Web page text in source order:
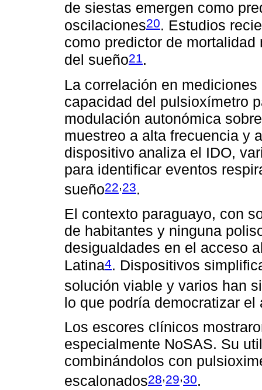
de siestas emergen como
oscilaciones20. Estudios
como predictor de
del sueño21 .
La correlación en
capacidad del pulsioxímetro
modulación autonómica
muestreo a alta frecuencia y
dispositivo analiza el IDO,
para identificar eventos
sueño22,23.
El contexto paraguayo, con
de habitantes y ninguna
desigualdades en el acceso
Latina4. Dispositivos
solución viable y varios han
lo que podría democratizar
Los escores clínicos
especialmente NoSAS. Su
combinándolos con
escalonados28,29,30.